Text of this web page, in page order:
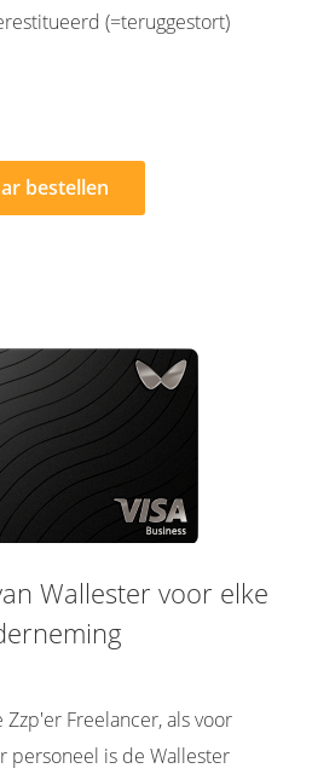
(=teruggestort)
bestellen
Wallester voor elke
Freelancer, als voor
personeel is de Wallester